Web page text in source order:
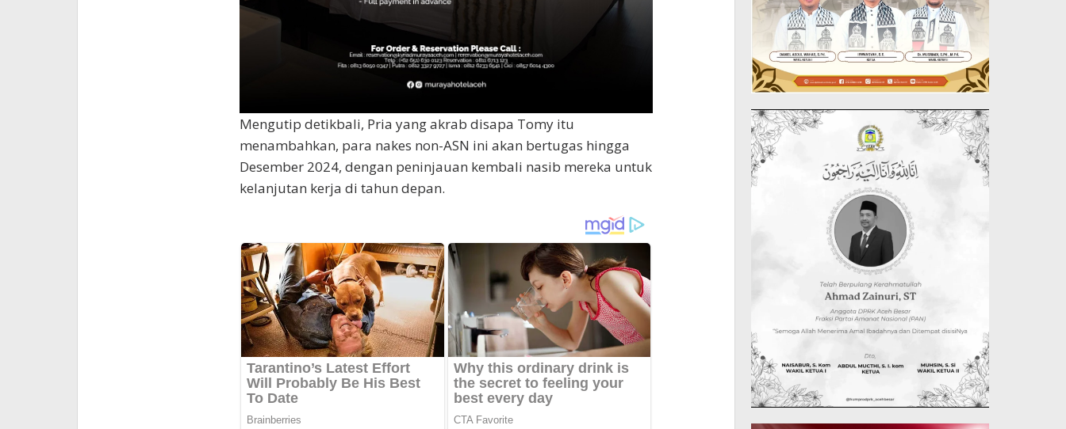
Mengutip detikbali, Pria yang akrab disapa Tomy itu
menambahkan, para nakes non-ASN ini akan bertugas hingga
Desember 2024, dengan peninjauan kembali nasib mereka untuk
kelanjutan kerja di tahun depan.